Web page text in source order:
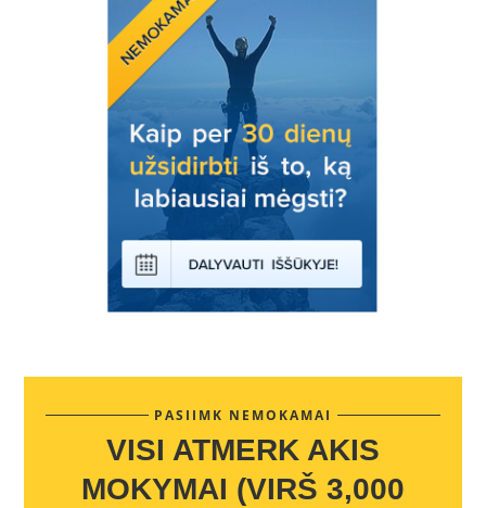
PASIIMK NEMOKAMAI
VISI ATMERK AKIS
MOKYMAI (VIRŠ 3,000